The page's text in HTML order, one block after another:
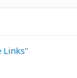
Links"